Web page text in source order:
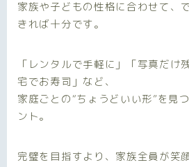
家族や子どもの性格に合わせて、
きれば十分です。
「レンタルで手軽に」「写真だけ
宅でお寿司」など、
家庭ごとの“ちょうどいい形”を見
ント。
完璧を目指すより、家族全員が笑